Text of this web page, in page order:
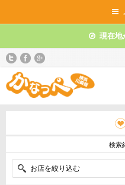
現在地
検索
お店を絞り込む